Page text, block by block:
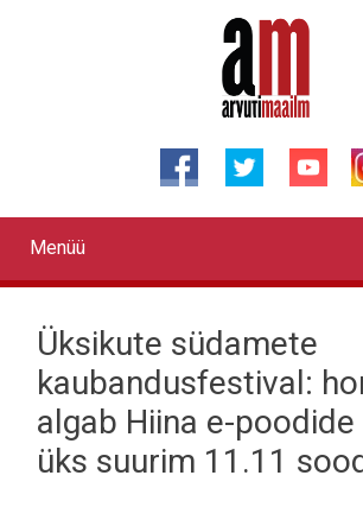
Primary
links
Menüü
Üksikute südamete
kaubandusfestival:
algab Hiina e-poodide
üks suurim 11.11